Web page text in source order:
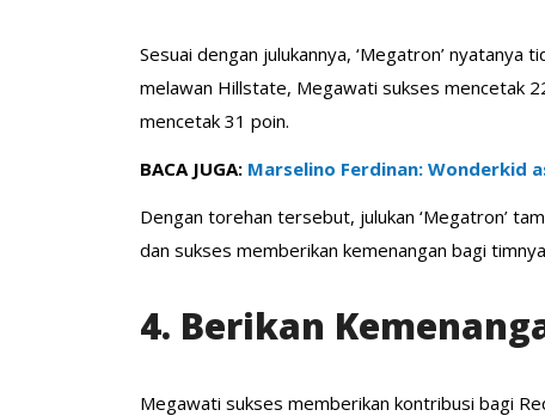
Sesuai dengan julukannya, ‘Megatron’
melawan Hillstate, Megawati sukses mencetak
mencetak 31 poin.
BACA JUGA: Marselino Ferdinan: Wonderkid
Dengan torehan tersebut, julukan ‘Megatron’
dan sukses memberikan kemenangan bagi
4. Berikan
Megawati sukses memberikan kontribusi bagi